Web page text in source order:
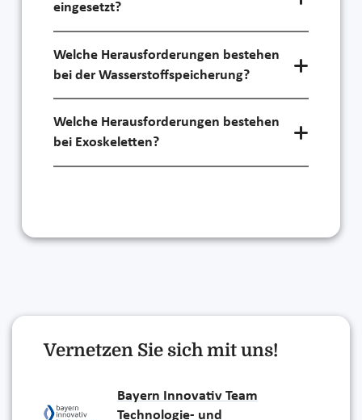
eingesetzt?
Welche Herausforderungen bestehen
bei der Wasserstoffspeicherung?
Welche Herausforderungen bestehen
bei Exoskeletten?
Vernetzen Sie sich mit uns!
Bayern Innovativ Team
Technologie- und